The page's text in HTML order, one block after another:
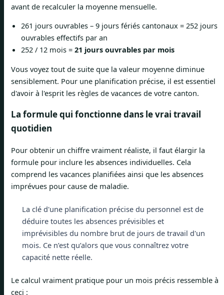
avant de recalculer la moyenne mensuelle.
261 jours ouvrables – 9 jours fériés cantonaux = 252 jours
ouvrables effectifs par an
252 / 12 mois = 21 jours ouvrables par mois
Vous voyez tout de suite que la valeur moyenne diminue
sensiblement. Pour une planification précise, il est essentiel
d'avoir à l'esprit les règles de vacances de votre canton.
La formule qui fonctionne dans le vrai travail
quotidien
Pour obtenir un chiffre vraiment réaliste, il faut élargir la
formule pour inclure les absences individuelles. Cela
comprend les vacances planifiées ainsi que les absences
imprévues pour cause de maladie.
La clé d'une planification précise du personnel est de
déduire toutes les absences prévisibles et
imprévisibles du nombre brut de jours de travail d'un
mois. Ce n’est qu’alors que vous connaîtrez votre
capacité nette réelle.
Le calcul vraiment pratique pour un mois précis ressemble à
ceci :